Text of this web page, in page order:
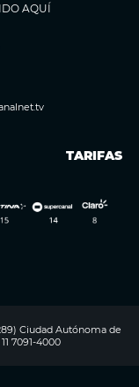
AQUÍ
TARIFAS
Ciudad Autónoma de
7091-4000